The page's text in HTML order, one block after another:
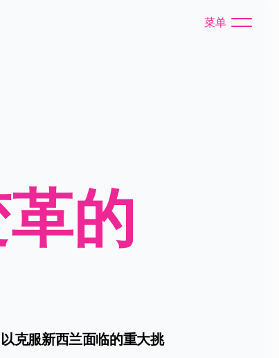
菜单
的
克服新西兰面临的重大挑